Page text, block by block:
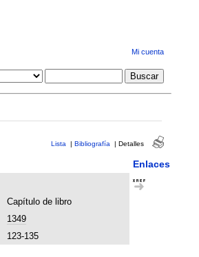
Mi cuenta
Lista | Bibliografía | Detalles
Enlaces
Capítulo de libro
1349
123-135